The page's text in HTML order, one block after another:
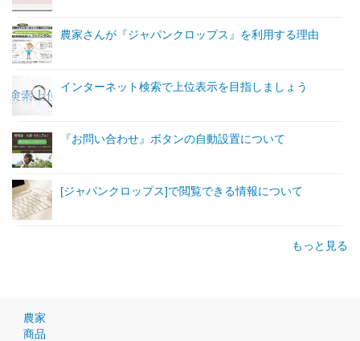
農家さんが『ジャパンクロップス』を利用する理由
インターネット検索で上位表示を目指しましょう
『お問い合わせ』ボタンの自動設置について
[ジャパンクロップス]で閲覧できる情報について
もっと見る
農家
商品